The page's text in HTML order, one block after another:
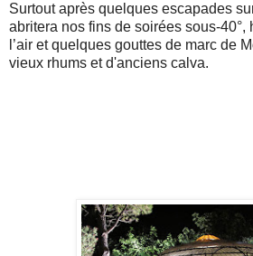
Surtout après quelques escapades
abritera nos fins de soirées sous-40°,
l’air et quelques gouttes de marc de
vieux rhums et d'anciens calva.